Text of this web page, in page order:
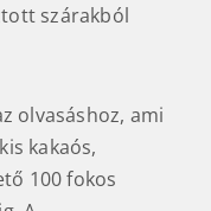
szárakból
olvasáshoz, ami
kakaós,
100 fokos